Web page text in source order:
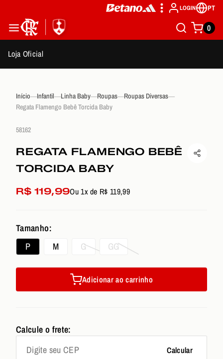
LOGIN PT
0
Loja Oficial
Início Infantil Linha Baby Roupas
Roupas Diversas
Regata Flamengo Bebê Torcida Baby
58162
REGATA FLAMENGO BEBÊ
TORCIDA BABY
R$ 119,99Ou 1x de R$ 119,99
Tamanho:
P
M G GG
Adicionar ao carrinho
Calcule o frete:
Calcular